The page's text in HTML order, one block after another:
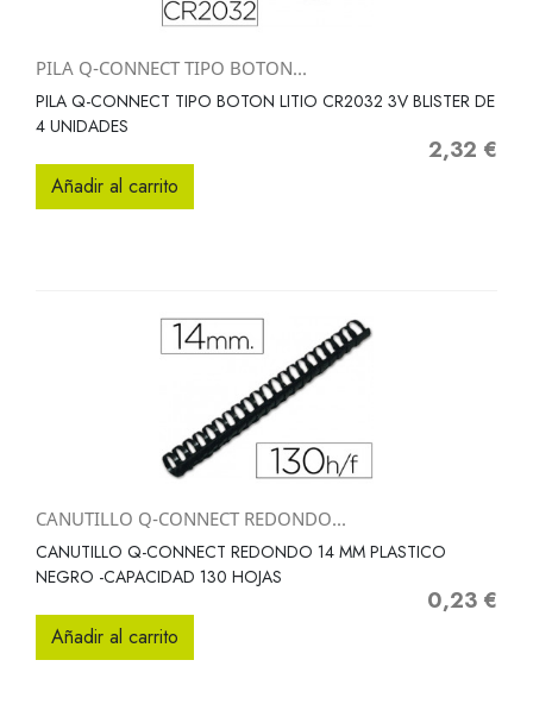
PILA Q-CONNECT TIPO BOTON...
PILA Q-CONNECT TIPO BOTON LITIO CR2032 3V BLISTER DE
4 UNIDADES
Precio
2,32 €
Añadir al carrito
CANUTILLO Q-CONNECT REDONDO...
CANUTILLO Q-CONNECT REDONDO 14 MM PLASTICO
NEGRO -CAPACIDAD 130 HOJAS
Precio
0,23 €
Añadir al carrito